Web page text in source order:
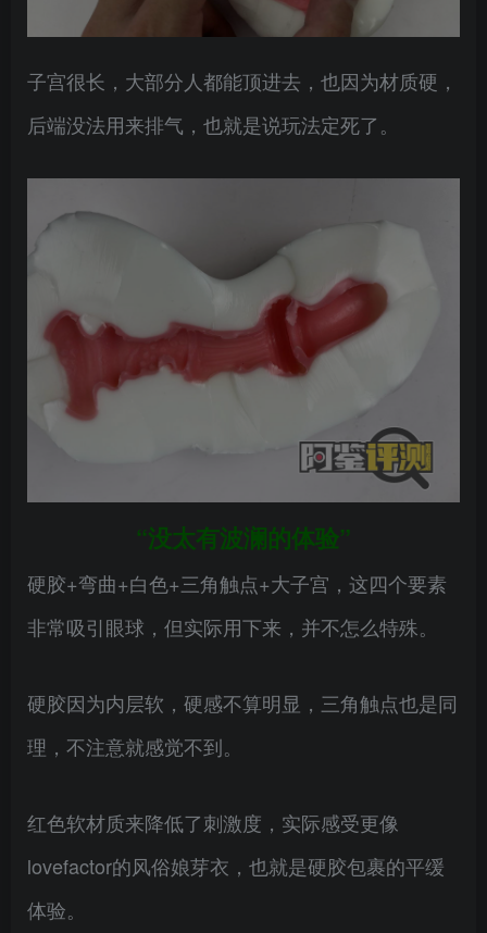
子宫很长，大部分人都能顶进去，也因为材质硬，
后端没法用来排气，也就是说玩法定死了。
“没太有波澜的体验”
硬胶+弯曲+白色+三角触点+大子宫，这四个要素
非常吸引眼球，但实际用下来，并不怎么特殊。
硬胶因为内层软，硬感不算明显，三角触点也是同
理，不注意就感觉不到。
红色软材质来降低了刺激度，实际感受更像
lovefactor的风俗娘芽衣，也就是硬胶包裹的平缓
体验。